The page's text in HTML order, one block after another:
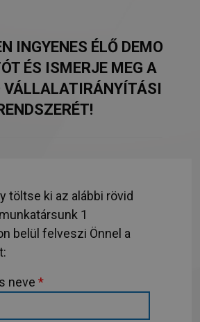
INGYENES ÉLŐ DEMO
ÉS ISMERJE MEG A
VÁLLALATIRÁNYÍTÁSI
töltse ki az alábbi rövid
1
belül felveszi Önnel a
neve *